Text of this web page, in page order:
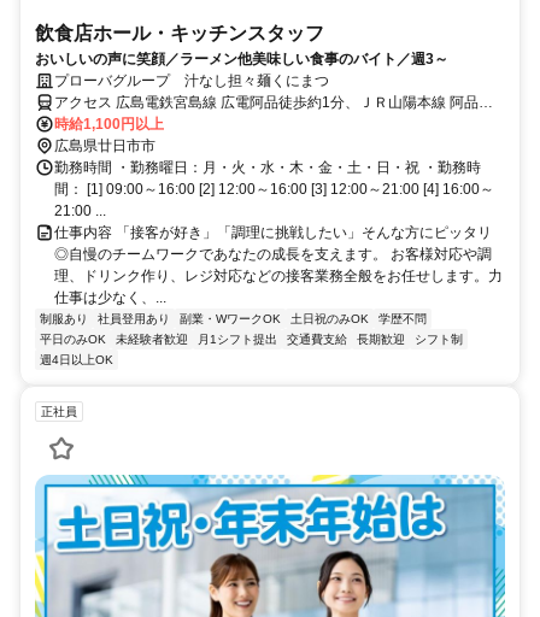
飲食店ホール・キッチンスタッフ
おいしいの声に笑顔／ラーメン他美味しい食事のバイト／週3～
プローバグループ 汁なし担々麺くにまつ
アクセス 広島電鉄宮島線 広電阿品徒歩約1分、ＪＲ山陽本線 阿品
（山陽本線）出入口2徒歩約7分、広島電鉄宮島線 阿品東出入口1徒歩
約8分 JR阿品駅より徒歩３分、広電阿品駅より徒歩３分
時給1,100円以上
広島県廿日市市
勤務時間 ・勤務曜日：月・火・水・木・金・土・日・祝 ・勤務時
間： [1] 09:00～16:00 [2] 12:00～16:00 [3] 12:00～21:00 [4] 16:00～
21:00 ...
仕事内容 「接客が好き」「調理に挑戦したい」そんな方にピッタリ
◎自慢のチームワークであなたの成長を支えます。 お客様対応や調
理、ドリンク作り、レジ対応などの接客業務全般をお任せします。力
仕事は少なく、...
制服あり 社員登用あり 副業・WワークOK 土日祝のみOK
学歴不問
平日のみOK
未経験者歓迎 月1シフト提出 交通費支給 長期歓迎
シフト制
週4日以上OK
正社員